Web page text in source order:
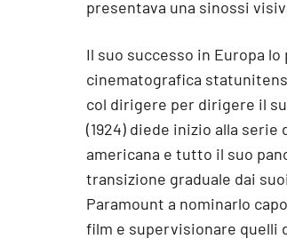
presentava una sinossi
Il suo successo in Europa
cinematografica
col dirigere per dirigere il
(1924) diede inizio alla
americana e tutto il suo
transizione graduale dai
Paramount a nominarlo
film e supervisionare quelli